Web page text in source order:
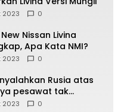
2023 0
Nissan Livina
Apa Kata NMI?
2023 0
Rusia atas
pesawat tak
di Laut Hitam,
2023 0